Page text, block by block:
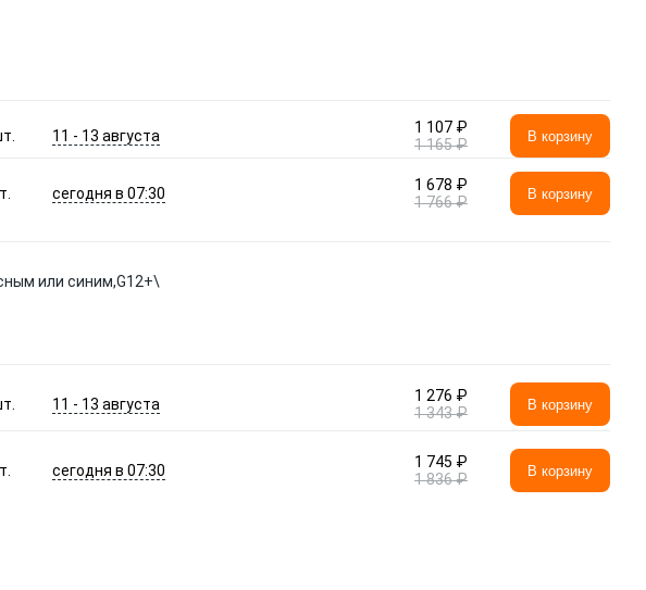
11 - 13 августа
1 107 ₽
1 165 ₽
В корзину
сегодня в 07:30
1 678 ₽
1 766 ₽
В корзину
или синим,G12+\
11 - 13 августа
1 276 ₽
1 343 ₽
В корзину
сегодня в 07:30
1 745 ₽
1 836 ₽
В корзину